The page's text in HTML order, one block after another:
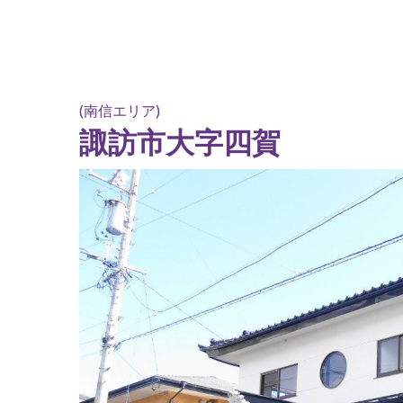
(南信エリア)
諏訪市大字四賀